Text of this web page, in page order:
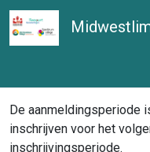
De aanmeldingsperiode
inschrijven voor het
inschrijvingsperiode.